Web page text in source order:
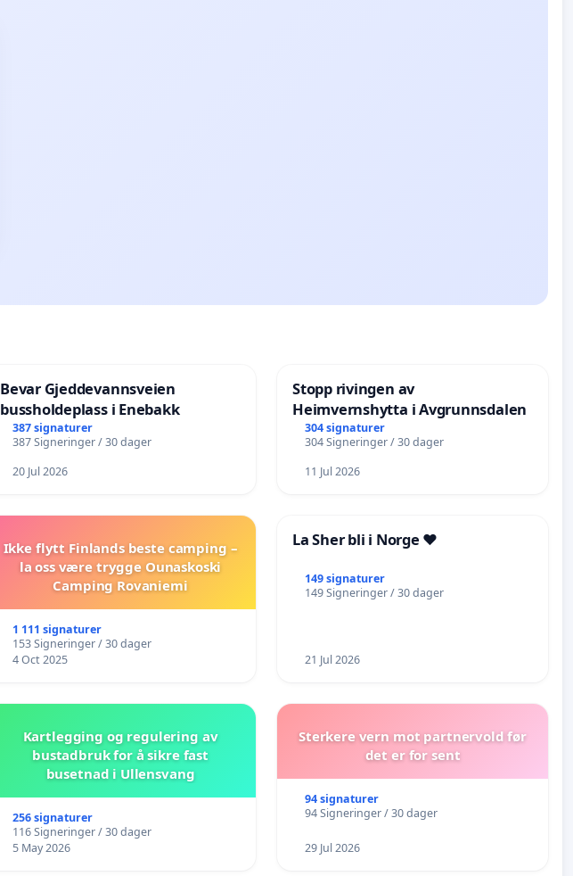
Bevar Gjeddevannsveien
bussholdeplass i Enebakk
387 signaturer
387 Signeringer / 30 dager
20 Jul 2026
Stopp rivingen av
Heimvernshytta i Avgrunnsdalen
304 signaturer
304 Signeringer / 30 dager
11 Jul 2026
Ikke flytt Finlands beste camping –
la oss være trygge Ounaskoski
Camping Rovaniemi
1 111 signaturer
153 Signeringer / 30 dager
4 Oct 2025
La Sher bli i Norge ❤️
149 signaturer
149 Signeringer / 30 dager
21 Jul 2026
Kartlegging og regulering av
bustadbruk for å sikre fast
busetnad i Ullensvang
256 signaturer
116 Signeringer / 30 dager
5 May 2026
Sterkere vern mot partnervold før
det er for sent
94 signaturer
94 Signeringer / 30 dager
29 Jul 2026